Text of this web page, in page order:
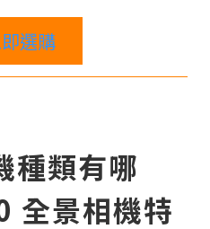
選購
種類有哪
全景相機特